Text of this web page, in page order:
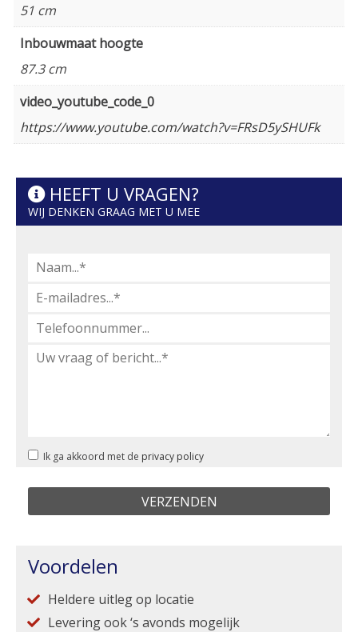
51 cm
Inbouwmaat hoogte
87.3 cm
video_youtube_code_0
https://www.youtube.com/watch?v=FRsD5ySHUFk
HEEFT U VRAGEN?
WIJ DENKEN GRAAG MET U MEE
Ik ga akkoord met de privacy policy
Voordelen
Heldere uitleg op locatie
Levering ook ‘s avonds mogelijk